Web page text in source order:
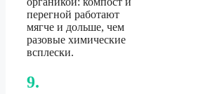
перегной работают
мягче и дольше, чем
разовые химические
всплески.
9.